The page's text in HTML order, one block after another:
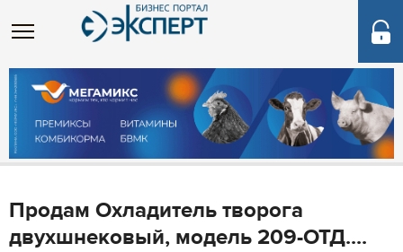
Продам Охладитель творога
двухшнековый, модель 209-ОТД....